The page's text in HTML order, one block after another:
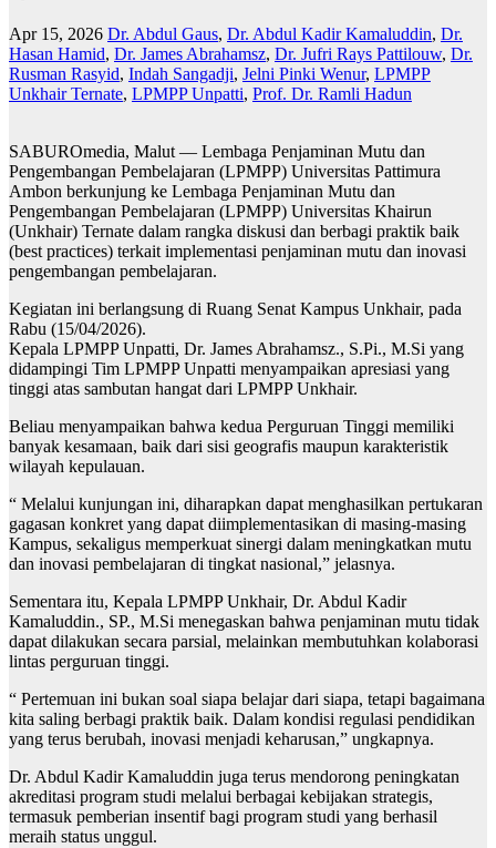
Apr 15, 2026 Dr. Abdul Gaus, Dr. Abdul Kadir Kamaluddin, Dr.
Hasan Hamid, Dr. James Abrahamsz, Dr. Jufri Rays Pattilouw, Dr.
Rusman Rasyid, Indah Sangadji, Jelni Pinki Wenur, LPMPP
Unkhair Ternate, LPMPP Unpatti, Prof. Dr. Ramli Hadun
SABUROmedia, Malut — Lembaga Penjaminan Mutu dan
Pengembangan Pembelajaran (LPMPP) Universitas Pattimura
Ambon berkunjung ke Lembaga Penjaminan Mutu dan
Pengembangan Pembelajaran (LPMPP) Universitas Khairun
(Unkhair) Ternate dalam rangka diskusi dan berbagi praktik baik
(best practices) terkait implementasi penjaminan mutu dan inovasi
pengembangan pembelajaran.
Kegiatan ini berlangsung di Ruang Senat Kampus Unkhair, pada
Rabu (15/04/2026).
Kepala LPMPP Unpatti, Dr. James Abrahamsz., S.Pi., M.Si yang
didampingi Tim LPMPP Unpatti menyampaikan apresiasi yang
tinggi atas sambutan hangat dari LPMPP Unkhair.
Beliau menyampaikan bahwa kedua Perguruan Tinggi memiliki
banyak kesamaan, baik dari sisi geografis maupun karakteristik
wilayah kepulauan.
“ Melalui kunjungan ini, diharapkan dapat menghasilkan pertukaran
gagasan konkret yang dapat diimplementasikan di masing-masing
Kampus, sekaligus memperkuat sinergi dalam meningkatkan mutu
dan inovasi pembelajaran di tingkat nasional,” jelasnya.
Sementara itu, Kepala LPMPP Unkhair, Dr. Abdul Kadir
Kamaluddin., SP., M.Si menegaskan bahwa penjaminan mutu tidak
dapat dilakukan secara parsial, melainkan membutuhkan kolaborasi
lintas perguruan tinggi.
“ Pertemuan ini bukan soal siapa belajar dari siapa, tetapi bagaimana
kita saling berbagi praktik baik. Dalam kondisi regulasi pendidikan
yang terus berubah, inovasi menjadi keharusan,” ungkapnya.
Dr. Abdul Kadir Kamaluddin juga terus mendorong peningkatan
akreditasi program studi melalui berbagai kebijakan strategis,
termasuk pemberian insentif bagi program studi yang berhasil
meraih status unggul.